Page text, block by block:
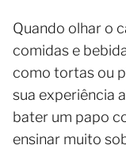
Quando olhar o
comidas e
como tortas ou
sua experiência
bater um papo
ensinar muito